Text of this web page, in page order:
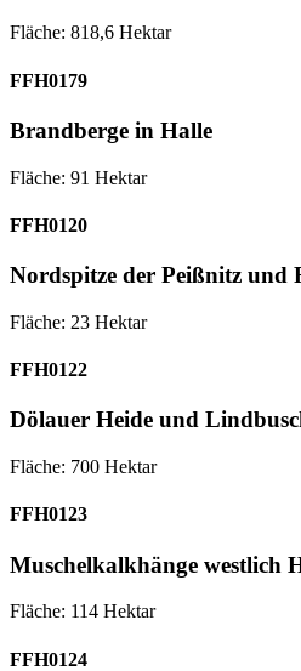
Fläche: 818,6 Hektar
FFH0179
Brandberge in Halle
Fläche: 91 Hektar
FFH0120
Nordspitze der Peißnitz und
Fläche: 23 Hektar
FFH0122
Dölauer Heide und
Fläche: 700 Hektar
FFH0123
Muschelkalkhänge westlich
Fläche: 114 Hektar
FFH0124